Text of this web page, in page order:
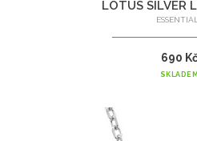
LOTUS SILVER
690
SKLADEM